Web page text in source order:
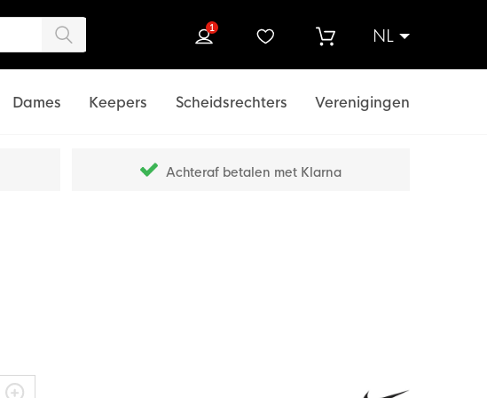
NL
1
Dames Keepers Scheidsrechters Verenigingen
Achteraf betalen met Klarna